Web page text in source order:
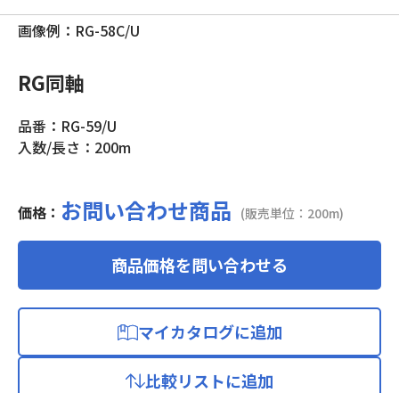
画像例：RG-58C/U
RG同軸
品番：RG-59/U
入数/長さ：200m
価格： お問い合わせ商品 (販売単位：200m)
商品価格を問い合わせる
マイカタログに追加
比較リストに追加